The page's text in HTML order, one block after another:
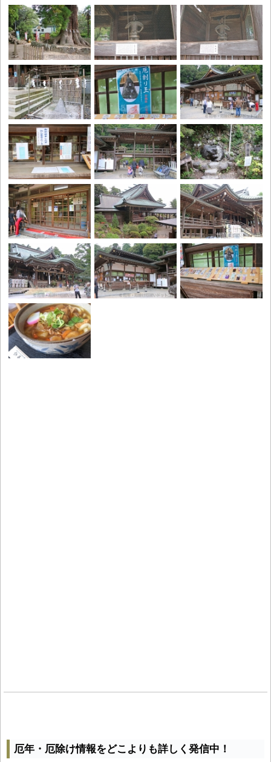
厄年・厄除け情報をどこよりも詳しく発信中！